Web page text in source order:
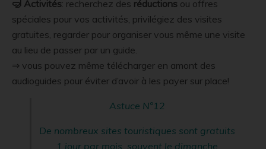
🤿 Activités: recherchez des réductions ou offres
spéciales pour vos activités, privilégiez des visites
gratuites, regarder pour organiser vous même une visite
au lieu de passer par un guide.
⇒ vous pouvez même télécharger en amont des
audioguides pour éviter d’avoir à les payer sur place!
Astuce N°12
De nombreux sites touristiques sont gratuits
1 jour par mois, souvent le dimanche